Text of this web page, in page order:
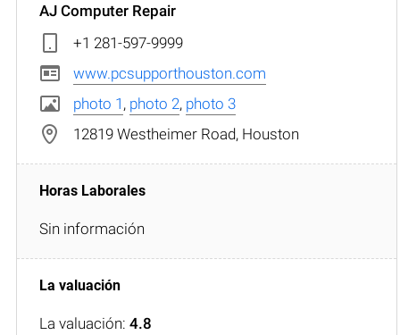
AJ Computer Repair
+1 281-597-9999
www.pcsupporthouston.com
photo 1 , photo 2, photo 3
12819 Westheimer Road, Houston
Sin información
La valuación: 4.8